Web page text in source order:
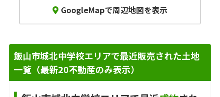
GoogleMapで周辺地図を表示
飯山市城北中学校エリアで最近販売された土地
一覧（最新20不動産のみ表示）